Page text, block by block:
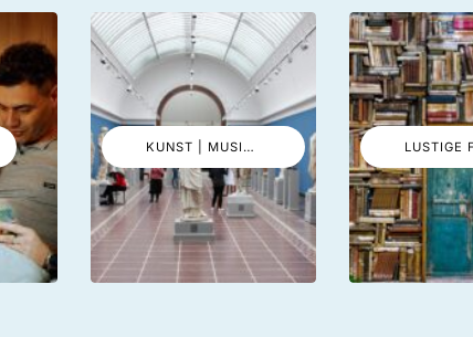
KUNST | MUSIK | EVENTS